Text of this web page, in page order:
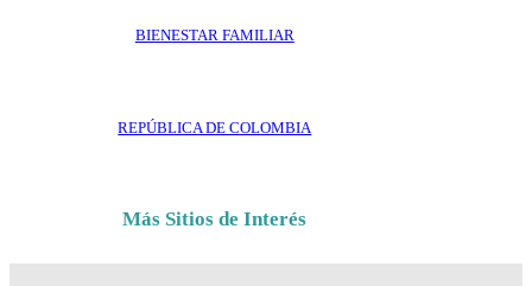
BIENESTAR FAMILIAR
REPÚBLICA DE COLOMBIA
Más Sitios de Interés